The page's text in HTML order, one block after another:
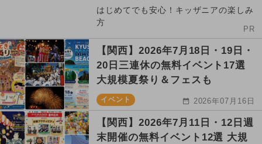
はじめてでも安心！キッザニアの楽しみ
方
PR
【関西】2026年7月18日・19日・
20日三連休の無料イベント17選
大規模夏祭り＆フェスも
イベント 2026年07月16日
【関西】2026年7月11日・12日週
末開催の無料イベント12選 大規